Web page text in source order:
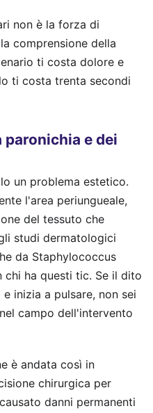
non è la forza di
comprensione della
ti costa dolore e
ti costa trenta secondi
e dei
un problema estetico.
l'area periungueale,
del tessuto che
studi dermatologici
da Staphylococcus
chi ha questi tic. Se il dito
inizia a pulsare, non sei
campo dell'intervento
è andata così in
chirurgica per
danni permanenti